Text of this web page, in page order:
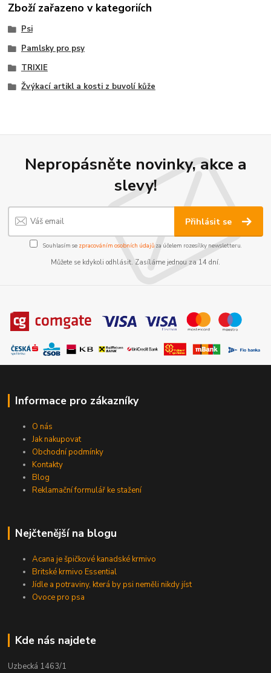
Zboží zařazeno v kategoriích
Psi
Pamlsky pro psy
TRIXIE
Žvýkací artikl a kosti z buvolí kůže
Nepropásněte novinky, akce a
slevy!
Přihlásit se
Souhlasím se zpracováním osobních údajůza účelem rozesílky newsletteru.
Můžete se kdykoli odhlásit. Zasíláme jednou za 14 dní.
Informace pro zákazníky
O nás
Jak nakupovat
Obchodní podmínky
Kontakty
Blog
Reklamační formulář ke stažení
Nejčtenější na blogu
Acana je špičkové kanadské krmivo
Britské krmivo Essential
Jídle a potraviny, která by psi neměli nikdy jíst
Ovoce pro psa
Kde nás najdete
Uzbecká 1463/1